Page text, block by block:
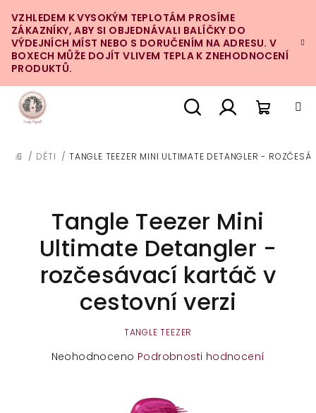
na
obsah
VZHLEDEM K VYSOKÝM TEPLOTÁM PROSÍME
ZÁKAZNÍKY, ABY SI OBJEDNÁVALI BALÍČKY DO
VÝDEJNÍCH MÍST NEBO S DORUČENÍM NA ADRESU. V
BOXECH MŮŽE DOJÍT VLIVEM TEPLA K ZNEHODNOCENÍ
PRODUKTŮ.
DOMŮ
/ DĚTI / TANGLE TEEZER MINI ULTIMATE DETANGLER -
Tangle Teezer Mini
Ultimate Detangler -
rozčesávací kartáč v
cestovní verzi
TANGLE TEEZER
Průměrné
Neohodnoceno Podrobnosti hodnocení